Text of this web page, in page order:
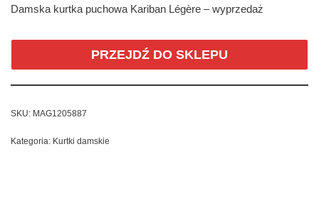
Damska kurtka puchowa Kariban Légère – wyprzedaż
PRZEJDŹ DO SKLEPU
SKU: MAG1205887
Kategoria: Kurtki damskie